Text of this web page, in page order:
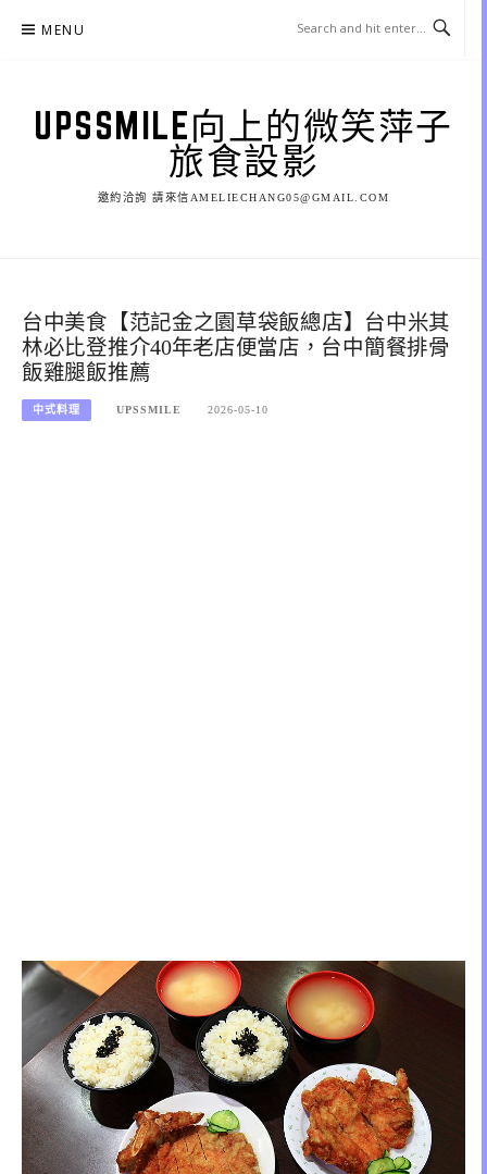
MENU
UPSSMILE向上的微笑萍子
旅食設影
邀約洽詢 請來信AMELIECHANG05@GMAIL.COM
台中美食【范記金之園草袋飯總店】台中米其
林必比登推介40年老店便當店，台中簡餐排骨
飯雞腿飯推薦
中式料理 UPSSMILE 2026-05-10